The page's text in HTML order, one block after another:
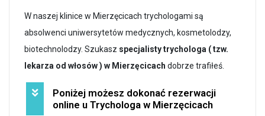
W naszej klinice w Mierzęcicach trychologami są
absolwenci uniwersytetów medycznych, kosmetolodzy,
biotechnolodzy. Szukasz specjalisty trychologa ( tzw.
lekarza od włosów ) w Mierzęcicach dobrze trafiłeś.
Poniżej możesz dokonać rezerwacji
online u Trychologa w Mierzęcicach